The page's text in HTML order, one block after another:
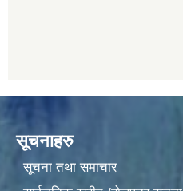
सूचनाहरु
सूचना तथा समाचार